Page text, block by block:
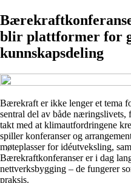
blir plattformer for
kunnskapsdeling
Bærekraft er ikke lenger et tema
sentral del av både
takt med at klimautfordringene
spiller konferanser og
møteplasser for idéutveksling,
Bærekraftkonferanser er i dag
nettverksbygging – de fungerer
praksis.